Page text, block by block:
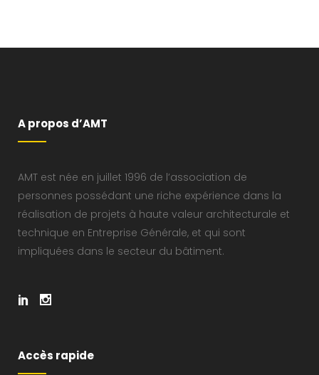
A propos d’AMT
AMT est née en juillet 1996 de l’association de
personnes possédant une riche expérience dans la
réalisation de projets à haute valeur architecturale et
technique en Entreprise Générale, et qui sont
impliquées dans le secteur du bâtiment.
Accès rapide